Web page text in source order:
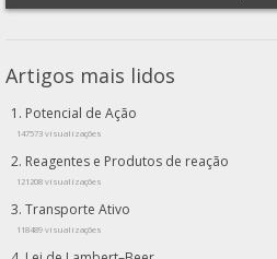
Artigos mais lidos
Potencial de Ação
147573 visualizações
Reagentes e Produtos de reação
121208 visualizações
Transporte Ativo
118489 visualizações